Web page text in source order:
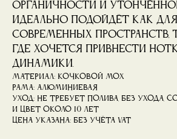
органичности и
Идеально подойдёт как для
современных пространств,
где хочется привнести
динамики.
Материал: кочковой мох
Рама: алюминиевая
Уход: не требует полива, без ухода,
и цвет около 10 лет
Цена указана: без учёта VAT